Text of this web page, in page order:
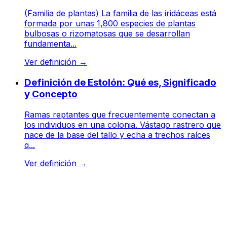
(Familia de plantas) La familia de las iridáceas está
formada por unas 1,800 especies de plantas
bulbosas o rizomatosas que se desarrollan
fundamenta...
Ver definición →
Definición de Estolón: Qué es, Significado
y Concepto
Ramas reptantes que frecuentemente conectan a
los individuos en una colonia. Vástago rastrero que
nace de la base del tallo y echa a trechos raíces
q...
Ver definición →